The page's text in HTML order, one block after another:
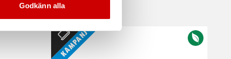
Godkänn alla
Kampanj